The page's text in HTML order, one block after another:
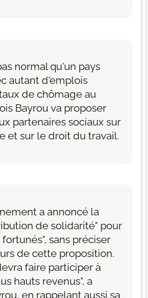
normal qu'un pays
autant d'emplois
de chômage au
Bayrou va proposer
partenaires sociaux sur
et sur le droit du travail.
a annoncé la
de solidarité" pour
sans préciser
de cette proposition.
faire participer à
hauts revenus", a
en rappelant aussi sa